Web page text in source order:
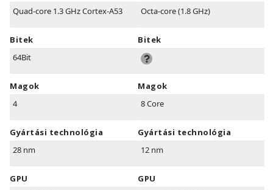
Quad-core 1.3 GHz Cortex-A53
Bitek
64Bit
Magok
4
Gyártási technológia
28 nm
GPU
Octa-core (1.8 GHz)
Bitek
Magok
8 Core
Gyártási technológia
12 nm
GPU